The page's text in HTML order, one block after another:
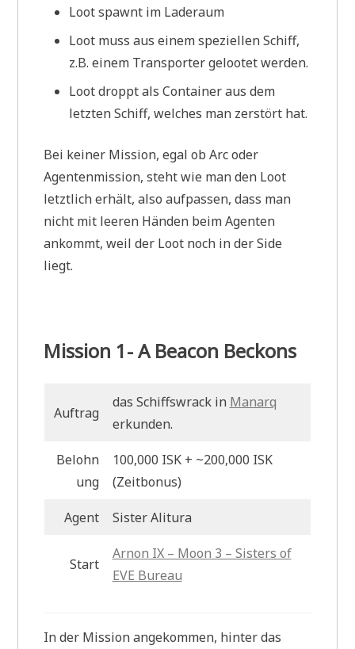
Loot spawnt im Laderaum
Loot muss aus einem speziellen Schiff,
z.B. einem Transporter gelootet werden.
Loot droppt als Container aus dem
letzten Schiff, welches man zerstört hat.
Bei keiner Mission, egal ob Arc oder
Agentenmission, steht wie man den Loot
letztlich erhält, also aufpassen, dass man
nicht mit leeren Händen beim Agenten
ankommt, weil der Loot noch in der Side
liegt.
Mission 1- A Beacon Beckons
Auftrag
das Schiffswrack in Manarq
erkunden.
Belohn
ung
100,000 ISK + ~200,000 ISK
(Zeitbonus)
Agent Sister Alitura
Start
Arnon IX – Moon 3 – Sisters of
EVE Bureau
In der Mission angekommen, hinter das